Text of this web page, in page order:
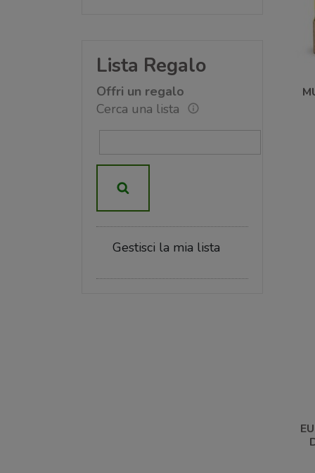
Lista Regalo
Offri un regalo
Cerca una lista
Gestisci la mia lista